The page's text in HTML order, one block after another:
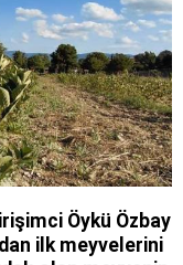
Öykü Özbay
ilk meyvelerini